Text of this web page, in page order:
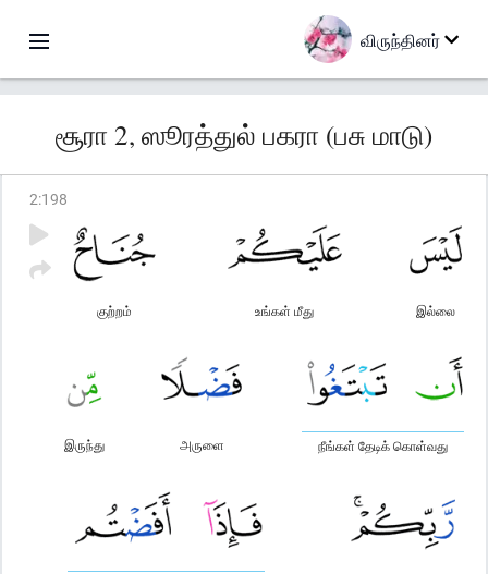
விருந்தினர்
சூரா 2, ஸூரத்துல் பகரா (பசு மாடு)
2:198
இல்லை
உங்கள் மீது
குற்றம்
நீங்கள் தேடிக் கொள்வது
அருளை
இருந்து